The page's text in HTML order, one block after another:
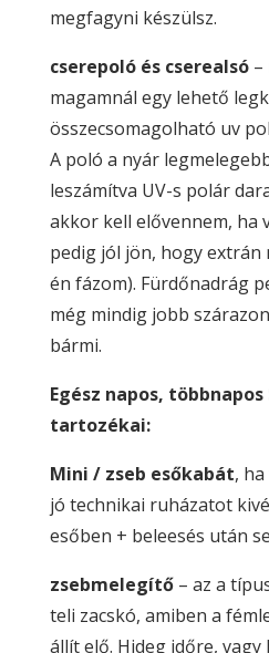
megfagyni készülsz.
cserepoló és cserealsó–
magamnál egy lehető
összecsomagolható uv
A poló a nyár
leszámítva UV-s polár
akkor kell elővennem, ha
pedig jól jön, hogy extrán
én fázom). Fürdőnadrág
még mindig jobb
bármi.
Egész napos,
tartozékai:
Mini / zseb esőkabát,
jó technikai ruházatot
esőben + beleesés után
zsebmelegítő– az a
teli zacskó, amiben a
állít elő. Hideg időre,